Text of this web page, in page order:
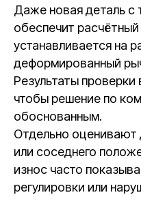
Даже новая деталь с
обеспечит
устанавливается на
деформированный
Результаты
чтобы решение по
обоснованным.
Отдельно оценивают
или соседнего
износ часто
регулировки или